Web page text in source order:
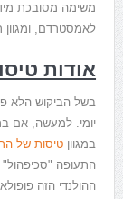
משימה מסובכת
לאמסטרדם,
אודות
בשל הביקוש הלא
יומי. למעשה, אם
במגוון טיסות של
התעופה
ההולנדי הזה